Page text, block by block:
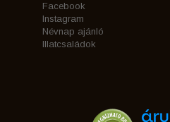
Facebook
Instagram
Névnap ajánló
Illatcsaládok